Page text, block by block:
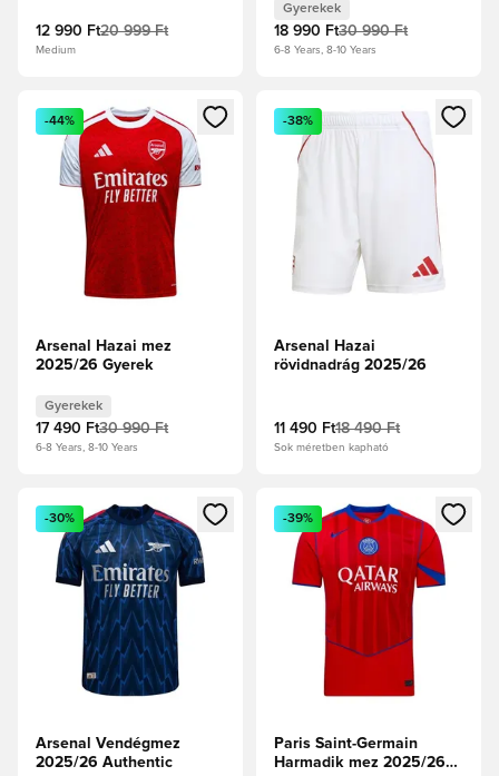
12 990 Ft20 999 Ft
Medium
Gyerekek
18 990 Ft30 990 Ft
6-8 Years, 8-10 Years
Megnyit egy modált a bejelentkezéshez vagy a tagként
-44%
Arsenal Hazai mez
2025/26 Gyerek
Gyerekek
17 490 Ft30 990 Ft
6-8 Years, 8-10 Years
Megnyit egy modált a
-38%
Arsenal Hazai
rövidnadrág 2025/26
11 490 Ft18 490 Ft
Sok méretben kapható
Megnyit egy modált a bejelentkezéshez vagy a tagként
-30%
Arsenal Vendégmez
2025/26 Authentic
Megnyit egy modált a
-39%
Paris Saint-Germain
Harmadik mez 2025/26